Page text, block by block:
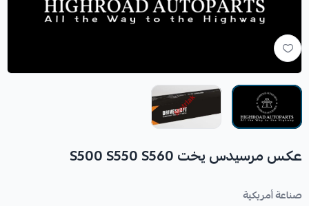
عكس مرسيدس يخت S500 S550 S560
صناعة أمريكية